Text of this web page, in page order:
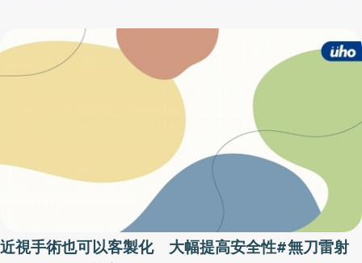
的，在雷射手術進行時，能準確追蹤眼球角度，減少手術誤差。張
朝凱醫師強調，目前近視雷射已可以應用在矯正近視、散光以及老
花眼等問題，其安全性與術後視力恢復的穩定度也已被市場考驗已
久，但決定能不能接受手術還是得視每個人的眼睛條件而異。他強
調，由於雷射手術對多數人來說都是一次性消費，而且治療的目標
是我們的靈魂之窗，所以馬虎不得。因此鼓勵消費者與選擇接受近
視手術前，不妨上網瀏覽經驗者的分享，甚至直接向親友請教相關
經驗，都會是很好的決策方式。
是希望能讓眼睛可以多獲得一些休息時間，而且也可以免除不能化
妝的尷尬復原期，術後可以一舉告別隱形眼鏡與四眼田雞的日子。
張朝凱醫師表示，台灣近視人口居世界之冠，多數民眾都能了解身
為四眼田雞的困擾，甚至因此也養成多數過度依賴隱形眼鏡而造成
乾澀、過敏或角膜缺氧等慢性發炎現象，造成「隱形眼鏡疲乏症候
群」的人口數量大增，這也是近年來才發展出的新醫學名詞。而如
要降低近視或散光對生活造成的影響，近視雷射手術仍是目前較主
流的方式。近視雷射手術在台灣已有數十年發展的歷史，自從十年
前的LASEK、LASIK等傳統有刀手術發展至今，科技的進步已能大幅
降低因醫師經驗及人為操作技巧可能產生的手術誤差，並能提高術
後視力恢復品質。例如iLasik無刀雷射手術，第一步驟先以飛秒雷射
近視手術也可以客製化 大幅提高安全性#無刀雷射